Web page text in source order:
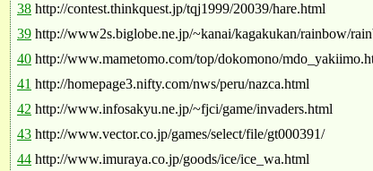
38 http://contest.thinkquest.jp/tqj1999/20039/hare.html
39 http://www2s.biglobe.ne.jp/~kanai/kagakukan/rainbow/
40 http://www.mametomo.com/top/dokomono/
41 http://homepage3.nifty.com/nws/peru/nazca.html
42 http://www.infosakyu.ne.jp/~fjci/game/invaders.html
43 http://www.vector.co.jp/games/select/file/gt000391/
44 http://www.imuraya.co.jp/goods/ice/ice_wa.html